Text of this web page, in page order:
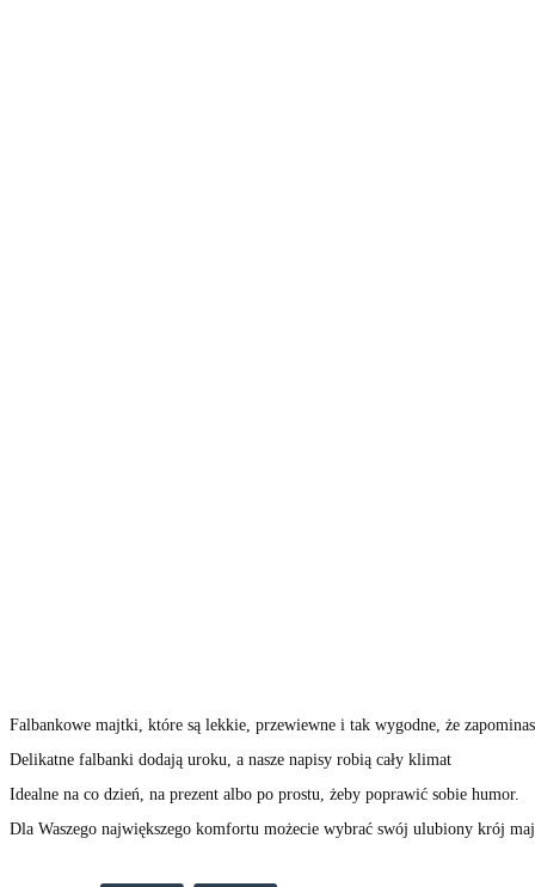
Falbankowe majtki, które są lekkie, przewiewne i tak wygodne, że
Delikatne falbanki dodają uroku, a nasze napisy robią cały klimat
Idealne na co dzień, na prezent albo po prostu, żeby poprawić sobie humor.
Dla Waszego największego komfortu możecie wybrać swój ulubiony krój